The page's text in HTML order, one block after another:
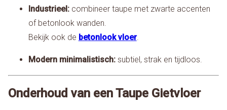
Industrieel:combineer taupe met zwarte accenten
of betonlook wanden.
Bekijk ook de betonlook vloer.
Modern minimalistisch:subtiel, strak en tijdloos.
Onderhoud van een Taupe Gietvloer